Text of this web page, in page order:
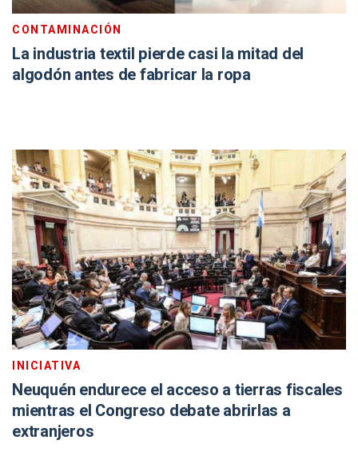
CONTAMINACIÓN
La industria textil pierde casi la mitad del
algodón antes de fabricar la ropa
INICIATIVA
Neuquén endurece el acceso a tierras fiscales
mientras el Congreso debate abrirlas a
extranjeros